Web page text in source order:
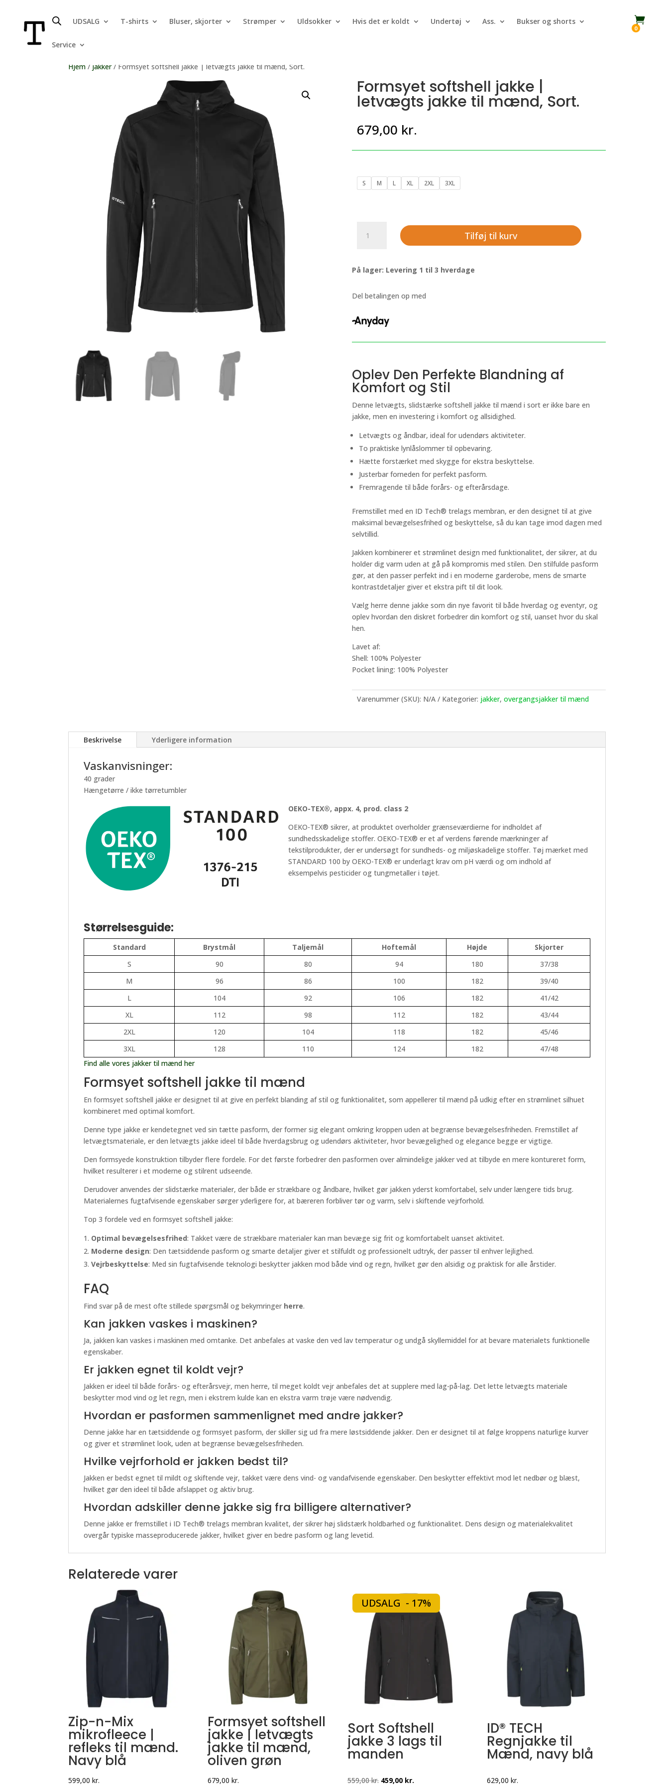
UDSALG T-shirts Bluser, skjorter Strømper Uldsokker Hvis det er koldt Undertøj Ass. Bukser og shorts
Service

0
Hjem / jakker/ Formsyet softshell jakke | letvægts jakke til mænd, Sort.
Formsyet softshell jakke |
letvægts jakke til mænd, Sort.
679,00 kr.
S M L XL 2XL 3XL
softshell
letvægts
til
Sort.
antal
Tilføj til kurv
På lager: Levering 1 til 3 hverdage
Del betalingen op med
Oplev Den Perfekte Blandning af
Komfort og Stil
Denne letvægts, slidstærke softshell jakke til mænd i sort er ikke bare en
jakke, men en investering i komfort og allsidighed.
Letvægts og åndbar, ideal for udendørs aktiviteter.
To praktiske lynlåslommer til opbevaring.
Hætte forstærket med skygge for ekstra beskyttelse.
Justerbar forneden for perfekt pasform.
Fremragende til både forårs- og efterårsdage.
Fremstillet med en ID Tech® trelags membran, er den designet til at give
maksimal bevægelsesfrihed og beskyttelse, så du kan tage imod dagen med
selvtillid.
Jakken kombinerer et strømlinet design med funktionalitet, der sikrer, at du
holder dig varm uden at gå på kompromis med stilen. Den stilfulde pasform
gør, at den passer perfekt ind i en moderne garderobe, mens de smarte
kontrastdetaljer giver et ekstra pift til dit look.
Vælg herre denne jakke som din nye favorit til både hverdag og eventyr, og
oplev hvordan den diskret forbedrer din komfort og stil, uanset hvor du skal
hen.
Lavet af:
Shell: 100% Polyester
Pocket lining: 100% Polyester
Varenummer (SKU): N/A Kategorier: jakker, overgangsjakker til mænd
Beskrivelse Yderligere information
Vaskanvisninger:
40 grader
Hængetørre / ikke tørretumbler
OEKO-TEX®, appx. 4, prod. class 2
OEKO-TEX® sikrer, at produktet over­­holder grænseværdierne for indholdet af
sundhedsskadelige stoffer. OEKO-TEX® er et af verdens førende mærkninger af
tekstilprodukter, der er undersøgt for sundheds- og miljøskadelige stoffer. Tøj mærket med
STANDARD 100 by OEKO-TEX® er underlagt krav om pH værdi og om indhold af
eksempelvis pesticider og tungmetaller i tøjet.
Størrelsesguide:
Standard Brystmål Taljemål Hoftemål Højde
Skjorter
S
90 80 94 180
37/38
M
96 86 100 182
39/40
L
104 92 106 182
41/42
XL
112 98 112 182
43/44
2XL
120 104 118 182
45/46
3XL
128 110 124 182
47/48
Find alle vores jakker til mænd her
Formsyet softshell jakke til mænd
En formsyet softshell jakke er designet til at give en perfekt blanding af stil og funktionalitet, som appellerer til mænd på udkig efter en strømlinet silhuet
kombineret med optimal komfort.
Denne type jakke er kendetegnet ved sin tætte pasform, der former sig elegant omkring kroppen uden at begrænse bevægelsesfriheden. Fremstillet af
letvægtsmateriale, er den letvægts jakke ideel til både hverdagsbrug og udendørs aktiviteter, hvor bevægelighed og elegance begge er vigtige.
Den formsyede konstruktion tilbyder flere fordele. For det første forbedrer den pasformen over almindelige jakker ved at tilbyde en mere kontureret form,
hvilket resulterer i et moderne og stilrent udseende.
Derudover anvendes der slidstærke materialer, der både er strækbare og åndbare, hvilket gør jakken yderst komfortabel, selv under længere tids brug.
Materialernes fugtafvisende egenskaber sørger yderligere for, at bæreren forbliver tør og varm, selv i skiftende vejrforhold.
Top 3 fordele ved en formsyet softshell jakke:
Optimal bevægelsesfrihed: Takket være de strækbare materialer kan man bevæge sig frit og komfortabelt uanset aktivitet.
Moderne design: Den tætsiddende pasform og smarte detaljer giver et stilfuldt og professionelt udtryk, der passer til enhver lejlighed.
Vejrbeskyttelse: Med sin fugtafvisende teknologi beskytter jakken mod både vind og regn, hvilket gør den alsidig og praktisk for alle årstider.
FAQ
Find svar på de mest ofte stillede spørgsmål og bekymringer herre.
Kan jakken vaskes i maskinen?
Ja, jakken kan vaskes i maskinen med omtanke. Det anbefales at vaske den ved lav temperatur og undgå skyllemiddel for at bevare materialets funktionelle
egenskaber.
Er jakken egnet til koldt vejr?
Jakken er ideel til både forårs- og efterårsvejr, men herre, til meget koldt vejr anbefales det at supplere med lag-på-lag. Det lette letvægts materiale
beskytter mod vind og let regn, men i ekstrem kulde kan en ekstra varm trøje være nødvendig.
Hvordan er pasformen sammenlignet med andre jakker?
Denne jakke har en tætsiddende og formsyet pasform, der skiller sig ud fra mere løstsiddende jakker. Den er designet til at følge kroppens naturlige kurver
og giver et strømlinet look, uden at begrænse bevægelsesfriheden.
Hvilke vejrforhold er jakken bedst til?
Jakken er bedst egnet til mildt og skiftende vejr, takket være dens vind- og vandafvisende egenskaber. Den beskytter effektivt mod let nedbør og blæst,
hvilket gør den ideel til både afslappet og aktiv brug.
Hvordan adskiller denne jakke sig fra billigere alternativer?
Denne jakke er fremstillet i ID Tech® trelags membran kvalitet, der sikrer høj slidstærk holdbarhed og funktionalitet. Dens design og materialekvalitet
overgår typiske masseproducerede jakker, hvilket giver en bedre pasform og lang levetid.
Relaterede varer
Zip-n-Mix
mikrofleece |
refleks til mænd.
Navy blå
599,00 kr.
Formsyet softshell
jakke | letvægts
jakke til mænd,
oliven grøn
679,00kr.
UDSALG - 17%
Sort Softshell
jakke 3 lags til
manden
559,00kr. Den
459,00 kr.Den
ID® TECH
Regnjakke til
Mænd, navy blå
629,00 kr.